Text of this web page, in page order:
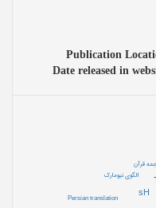
Publication
Date released in
sH
قرآن
الگوی نیومارک
Persian translation